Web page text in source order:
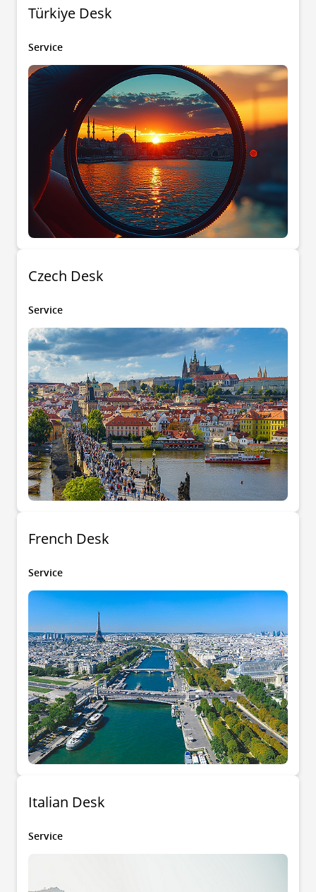
Türkiye Desk
Service
Czech Desk
Service
French Desk
Service
Italian Desk
Service